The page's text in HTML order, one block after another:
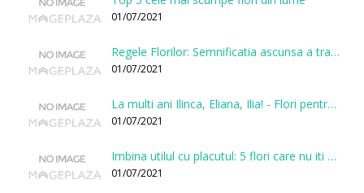
01/07/2021
Regele Florilor: Semnificatia ascunsa a trandafirului
01/07/2021
La multi ani Ilinca, Eliana, Ilia! - Flori pentru doamnele sarbatorite de Sfantul Ilie
01/07/2021
Imbina utilul cu placutul: 5 flori care nu iti vor face gaura in buget
01/07/2021